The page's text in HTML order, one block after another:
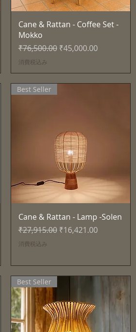
クイックビュー
Cane & Rattan - Coffee Set -
Mokko
通常価格
₹76,500.00 セール価格
₹45,000.00
消費税込み
クイックビュー
Best Seller
Cane & Rattan - Lamp -Solen
通常価格
₹27,915.00 セール価格
₹16,421.00
消費税込み
Best Seller